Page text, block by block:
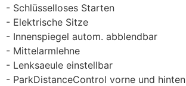
Schlüsselloses Starten
Elektrische Sitze
Innenspiegel autom. abblendbar
Mittelarmlehne
Lenksaeule einstellbar
ParkDistanceControl vorne und hinten